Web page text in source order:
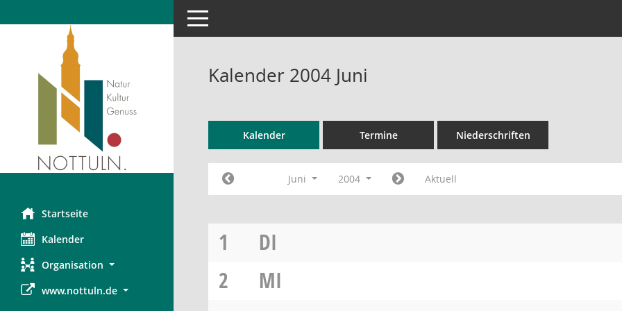
Startseite
Kalender
Organisation
www.nottuln.de
Toggle navigation
Kalender 2004 Juni
Kalender Termine Niederschriften
Juni 2004 Aktuell
1
DI
2
MI